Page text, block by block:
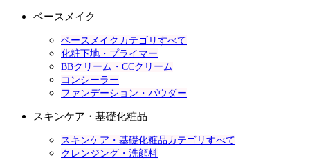
ベースメイク
ベースメイクカテゴリすべて
化粧下地・プライマー
BBクリーム・CCクリーム
コンシーラー
ファンデーション・パウダー
スキンケア・基礎化粧品
スキンケア・基礎化粧品カテゴリすべて
クレンジング・洗顔料